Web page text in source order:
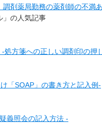
調剤薬局勤務の薬剤師の不満
」の人気記事
方箋への正しい調剤印の押
「SOAP」の書き方と記入例‐
義照会の記入方法 ‐